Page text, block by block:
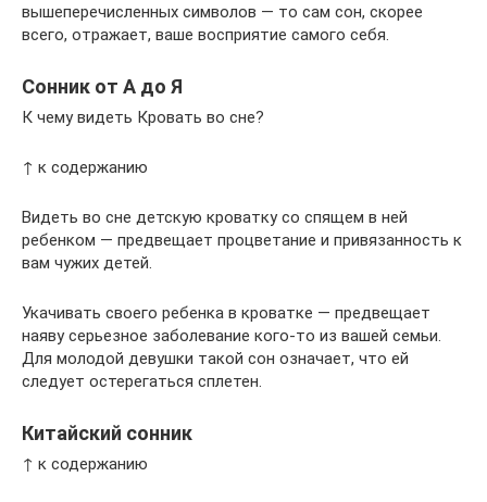
вышеперечисленных символов — то сам сон, скорее
всего, отражает, ваше восприятие самого себя.
Сонник от А до Я
К чему видеть Кровать во сне?
↑ к содержанию
Видеть во сне детскую кроватку со спящем в ней
ребенком — предвещает процветание и привязанность к
вам чужих детей.
Укачивать своего ребенка в кроватке — предвещает
наяву серьезное заболевание кого-то из вашей семьи.
Для молодой девушки такой сон означает, что ей
следует остерегаться сплетен.
Китайский сонник
↑ к содержанию